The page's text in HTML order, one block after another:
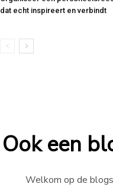
dat echt inspireert en verbindt
Ook een
Welkom op de